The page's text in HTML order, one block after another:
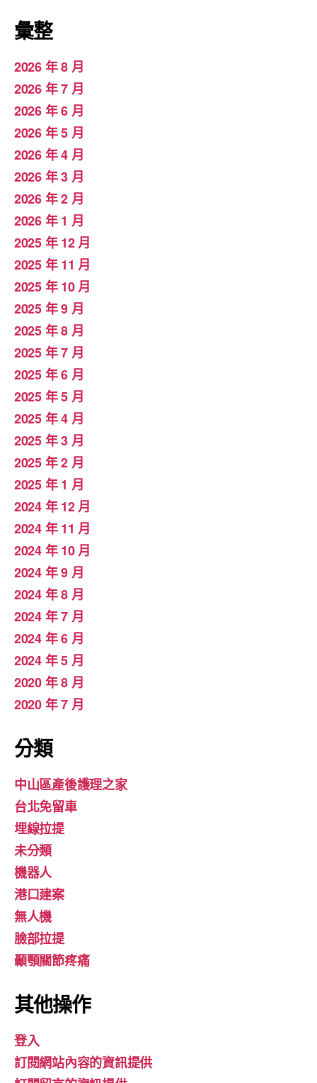
彙整
2026 年 8 月
2026 年 7 月
2026 年 6 月
2026 年 5 月
2026 年 4 月
2026 年 3 月
2026 年 2 月
2026 年 1 月
2025 年 12 月
2025 年 11 月
2025 年 10 月
2025 年 9 月
2025 年 8 月
2025 年 7 月
2025 年 6 月
2025 年 5 月
2025 年 4 月
2025 年 3 月
2025 年 2 月
2025 年 1 月
2024 年 12 月
2024 年 11 月
2024 年 10 月
2024 年 9 月
2024 年 8 月
2024 年 7 月
2024 年 6 月
2024 年 5 月
2020 年 8 月
2020 年 7 月
分類
中山區產後護理之家
台北免留車
埋線拉提
未分類
機器人
港口建案
無人機
臉部拉提
顳顎關節疼痛
其他操作
登入
訂閱網站內容的資訊提供